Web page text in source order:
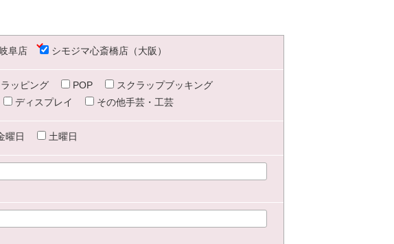
阜店 シモジマ心斎橋店（大阪）
ラッピング POP
スクラップブッキング
ディスプレイ その他手芸・工芸
曜日 土曜日